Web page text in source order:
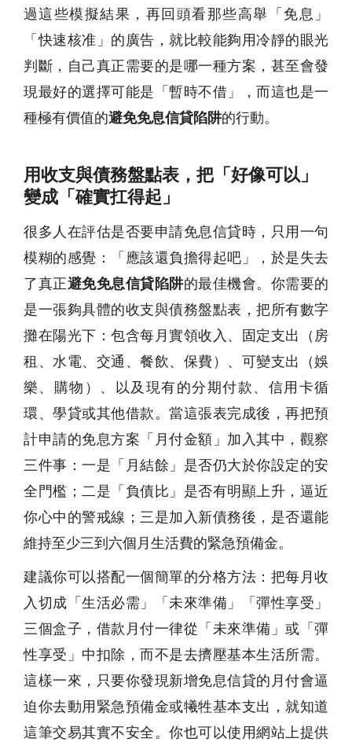
過這些模擬結果，再回頭看那些高舉「免息」
「快速核准」的廣告，就比較能夠用冷靜的眼光
判斷，自己真正需要的是哪一種方案，甚至會發
現最好的選擇可能是「暫時不借」，而這也是一
種極有價值的避免免息信貸陷阱的行動。
用收支與債務盤點表，把「好像可以」
變成「確實扛得起」
很多人在評估是否要申請免息信貸時，只用一句
模糊的感覺：「應該還負擔得起吧」，於是失去
了真正避免免息信貸陷阱的最佳機會。你需要的
是一張夠具體的收支與債務盤點表，把所有數字
攤在陽光下：包含每月實領收入、固定支出（房
租、水電、交通、餐飲、保費）、可變支出（娛
樂、購物）、以及現有的分期付款、信用卡循
環、學貸或其他借款。當這張表完成後，再把預
計申請的免息方案「月付金額」加入其中，觀察
三件事：一是「月結餘」是否仍大於你設定的安
全門檻；二是「負債比」是否有明顯上升，逼近
你心中的警戒線；三是加入新債務後，是否還能
維持至少三到六個月生活費的緊急預備金。
建議你可以搭配一個簡單的分格方法：把每月收
入切成「生活必需」「未來準備」「彈性享受」
三個盒子，借款月付一律從「未來準備」或「彈
性享受」中扣除，而不是去擠壓基本生活所需。
這樣一來，只要你發現新增免息信貸的月付會逼
迫你去動用緊急預備金或犧牲基本支出，就知道
這筆交易其實不安全。你也可以使用網站上提供